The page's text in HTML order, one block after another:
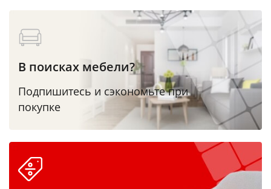
В поисках мебели?
Подпишитесь и сэкономьте при
покупке